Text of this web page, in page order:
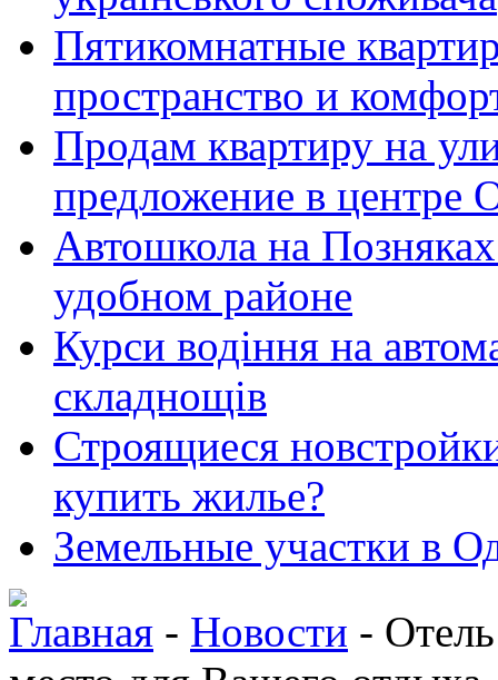
Пятикомнатные
пространство и
Продам квартиру на
предложение в центре
Автошкола на
удобном районе
Курси водіння на
складнощів
Строящиеся
купить жилье?
Земельные участки в
Главная - Новости -